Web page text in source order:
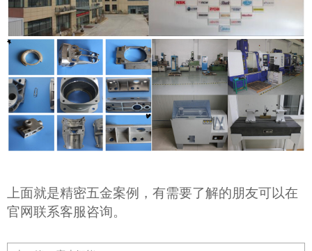
上面就是精密五金案例，有需要了解的朋友可以在
官网联系客服咨询。